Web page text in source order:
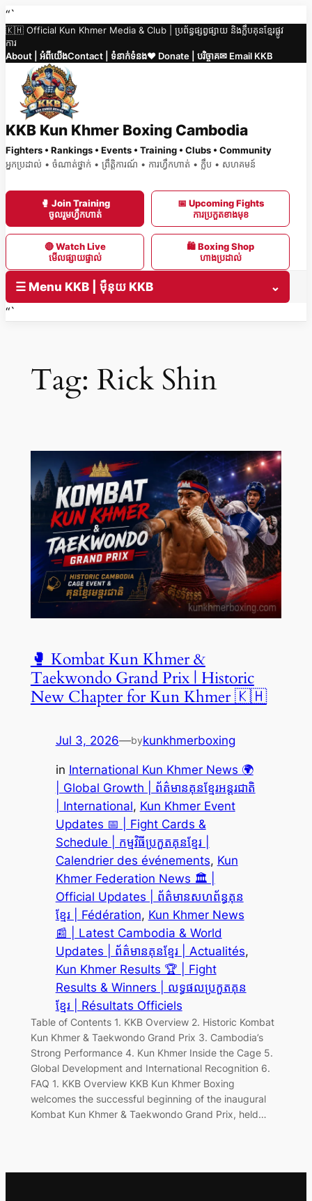
Skip
to
content
“`
🇰🇭 Official Kun Khmer Media & Club | ប្រព័ន្ធផ្សព្វផ្សាយ និងក្លឹបគុនខ្មែរផ្លូវ
ការ
About | អំពីយើងContact | ទំនាក់ទំនង❤️ Donate | បរិច្ចាគ✉ Email KKB
KKB Kun Khmer Boxing Cambodia
Fighters • Rankings • Events • Training • Clubs • Community
អ្នកប្រដាល់ • ចំណាត់ថ្នាក់ • ព្រឹត្តិការណ៍ • ការហ្វឹកហាត់ • ក្លឹប • សហគមន៍
🥊 Join Training
ចូលរួមហ្វឹកហាត់
📅 Upcoming Fights
ការប្រកួតខាងមុខ
🔴 Watch Live
មើលផ្សាយផ្ទាល់
🛍 Boxing Shop
ហាងប្រដាល់
☰ Menu KKB | ម៉ឺនុយ KKB
⌄
“`
Tag: Rick Shin
🥊 Kombat Kun Khmer &
Taekwondo Grand Prix | Historic
New Chapter for Kun Khmer 🇰🇭
Jul 3, 2026—bykunkhmerboxing
in International Kun Khmer News 🌍
| Global Growth | ព័ត៌មានគុនខ្មែរអន្តរជាតិ
| International, Kun Khmer Event
Updates 📅 | Fight Cards &
Schedule | កម្មវិធីប្រកួតគុនខ្មែរ |
Calendrier des événements, Kun
Khmer Federation News 🏛️ |
Official Updates | ព័ត៌មានសហព័ន្ធគុន
ខ្មែរ | Fédération, Kun Khmer News
📰 | Latest Cambodia & World
Updates | ព័ត៌មានគុនខ្មែរ | Actualités
Kun Khmer Results 🏆 | Fight
Results & Winners | លទ្ធផលប្រកួតគុន
ខ្មែរ | Résultats Officiels
Table of Contents 1. KKB Overview 2. Historic Kombat
Kun Khmer & Taekwondo Grand Prix 3. Cambodia’s
Strong Performance 4. Kun Khmer Inside the Cage 5.
Global Development and International Recognition 6.
FAQ 1. KKB Overview KKB Kun Khmer Boxing
welcomes the successful beginning of the inaugural
Kombat Kun Khmer & Taekwondo Grand Prix, held…